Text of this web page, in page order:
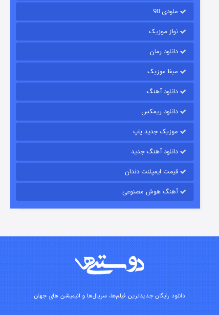
قسمت
شوگر فصل ۲
ملودی 98
نواز موزیک
دانلود رمان
میفا موزیک
دانلود آهنگ
دانلود ریمکس
موزیک جدید پاپ
دانلود آهنگ جدید
قیمت ایمپلنت دندان
آهنگ هوش مصنوعی
دانلود رایگان جدیدترین فیلم‌ها، سریال‌ها و انیمیشن های جهان